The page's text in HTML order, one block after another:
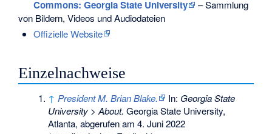
Commons: Georgia State University
– Sammlung
von Bildern, Videos und Audiodateien
Offizielle Website
Einzelnachweise
↑ President M. Brian Blake. In: Georgia State
University > About. Georgia State University,
Atlanta, abgerufen am 4. Juni 2022